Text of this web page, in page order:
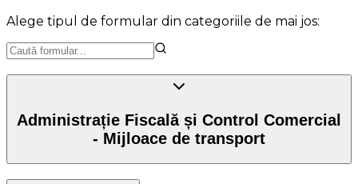
Alege tipul de formular din categoriile de mai jos:
Administrație Fiscală și Control Comercial
- Mijloace de transport